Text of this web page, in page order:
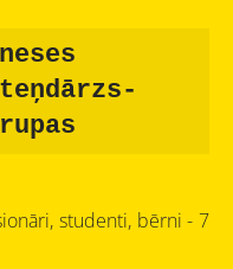
studenti, bērni - 7